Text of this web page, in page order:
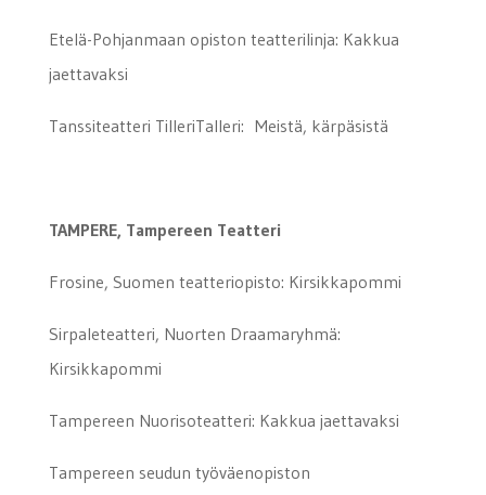
Etelä-Pohjanmaan opiston teatterilinja: Kakkua
jaettavaksi
Tanssiteatteri TilleriTalleri: Meistä, kärpäsistä
TAMPERE, Tampereen Teatteri
Frosine, Suomen teatteriopisto: Kirsikkapommi
Sirpaleteatteri, Nuorten Draamaryhmä:
Kirsikkapommi
Tampereen Nuorisoteatteri: Kakkua jaettavaksi
Tampereen seudun työväenopiston